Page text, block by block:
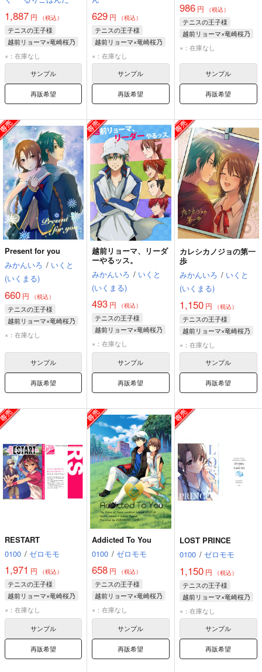
1,887 円 （税込）
テニスの王子様
越前リョーマ×竜崎桜乃
越前リョーマ
竜崎桜乃
×：在庫なし
サンプル
再販希望
629 円 （税込）
テニスの王子様
越前リョーマ×竜崎桜乃
越前リョーマ
竜崎桜乃
×：在庫なし
サンプル
再販希望
986円 （税込）
テニスの王子様
越前リョーマ×竜崎桜乃
越前リョーマ
×：在庫なし
サンプル
再販希望
Present for you
みかんいろ / いくと
(いくまる)
660 円 （税込）
テニスの王子様
越前リョーマ×竜崎桜乃
越前リョーマ
×：在庫なし
サンプル
再販希望
越前リョーマ、リーダ
ーやるッス。
みかんいろ / いくと
(いくまる)
493 円 （税込）
テニスの王子様
越前リョーマ×竜崎桜乃
越前リョーマ
竜崎桜乃
×：在庫なし
サンプル
再販希望
カレシカノジョの第一
歩
みかんいろ / いくと
(いくまる)
1,150円 （税込）
テニスの王子様
越前リョーマ×竜崎桜乃
越前リョーマ
竜崎桜乃
×：在庫なし
サンプル
再販希望
RESTART
0100 / ゼロモモ
1,971 円 （税込）
テニスの王子様
越前リョーマ×竜崎桜乃
越前リョーマ
竜崎桜乃
×：在庫なし
サンプル
再販希望
Addicted To You
0100 / ゼロモモ
658 円 （税込）
テニスの王子様
越前リョーマ×竜崎桜乃
越前リョーマ
竜崎桜乃
×：在庫なし
サンプル
再販希望
LOST PRINCE
0100 / ゼロモモ
1,150円 （税込）
テニスの王子様
越前リョーマ×竜崎桜乃
越前リョーマ
竜崎桜乃
×：在庫なし
サンプル
再販希望